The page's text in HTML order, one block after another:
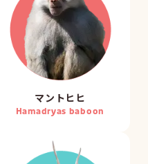
マントヒヒ
Hamadryas baboon